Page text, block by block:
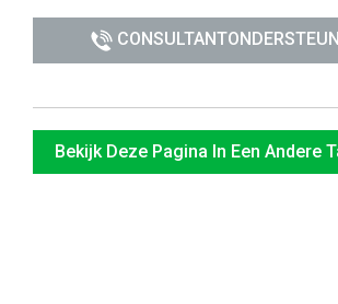
Bekijk Deze Pagina In Een Andere